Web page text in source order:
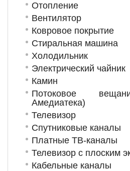
Отопление
Вентилятор
Ковровое покрытие
Стиральная машина
Холодильник
Электрический чайник
Камин
Потоковое
Амедиатека)
Телевизор
Спутниковые каналы
Платные ТВ-каналы
Телевизор с плоским
Кабельные каналы